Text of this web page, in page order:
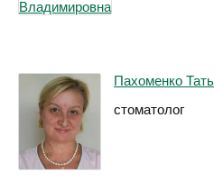
Пахоменко
стоматолог